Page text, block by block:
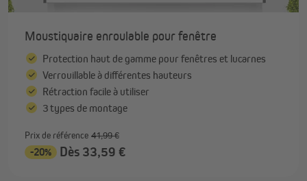
Moustiquaire enroulable pour fenêtre
Protection haut de gamme pour fenêtres et lucarnes
Verrouillable à différentes hauteurs
Rétraction facile à utiliser
3 types de montage
Prix de référence 41,99 €
-20% Dès 33,59 €